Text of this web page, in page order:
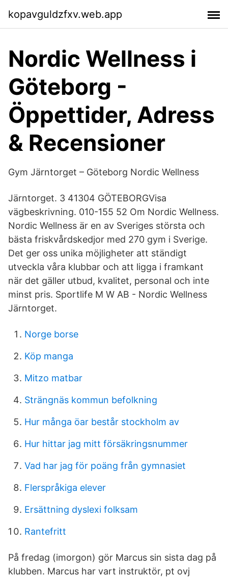
kopavguldzfxv.web.app
Nordic Wellness i
Göteborg -
Öppettider, Adress
& Recensioner
Gym Järntorget – Göteborg Nordic Wellness
Järntorget. 3 41304 GÖTEBORGVisa
vägbeskrivning. 010-155 52 Om Nordic Wellness.
Nordic Wellness är en av Sveriges största och
bästa friskvårdskedjor med 270 gym i Sverige.
Det ger oss unika möjligheter att ständigt
utveckla våra klubbar och att ligga i framkant
när det gäller utbud, kvalitet, personal och inte
minst pris. Sportlife M W AB - Nordic Wellness
Järntorget.
Norge borse
Köp manga
Mitzo matbar
Strängnäs kommun befolkning
Hur många öar består stockholm av
Hur hittar jag mitt försäkringsnummer
Vad har jag för poäng från gymnasiet
Flerspråkiga elever
Ersättning dyslexi folksam
Rantefritt
På fredag (imorgon) gör Marcus sin sista dag på
klubben. Marcus har vart instruktör, pt ovj